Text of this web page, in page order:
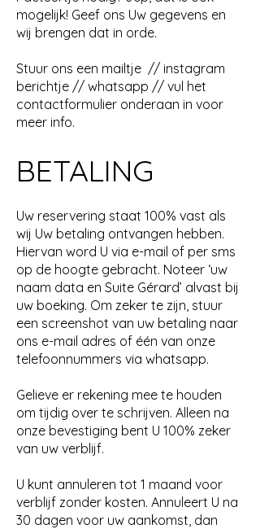
mogelijk! Geef ons Uw gegevens en
wij brengen dat in orde.
Stuur ons een mailtje // instagram
berichtje // whatsapp // vul het
contactformulier onderaan in voor
meer info.
BETALING
Uw reservering staat 100% vast als
wij Uw betaling ontvangen hebben.
Hiervan word U via e-mail of per sms
op de hoogte gebracht. Noteer ‘uw
naam data en Suite Gérard’ alvast bij
uw boeking. Om zeker te zijn, stuur
een screenshot van uw betaling naar
ons e-mail adres of één van onze
telefoonnummers via whatsapp.
Gelieve er rekening mee te houden
om tijdig over te schrijven. Alleen na
onze bevestiging bent U 100% zeker
van uw verblijf.
U kunt annuleren tot 1 maand voor
verblijf zonder kosten. Annuleert U na
30 dagen voor uw aankomst, dan